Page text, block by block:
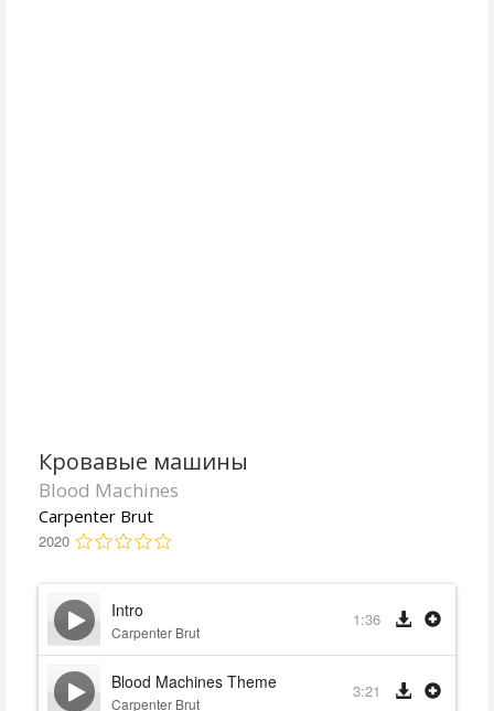
Кровавые машины
Blood Machines
Carpenter Brut
2020
Intro
Carpenter Brut
1:36
Blood Machines Theme
Carpenter Brut
3:21